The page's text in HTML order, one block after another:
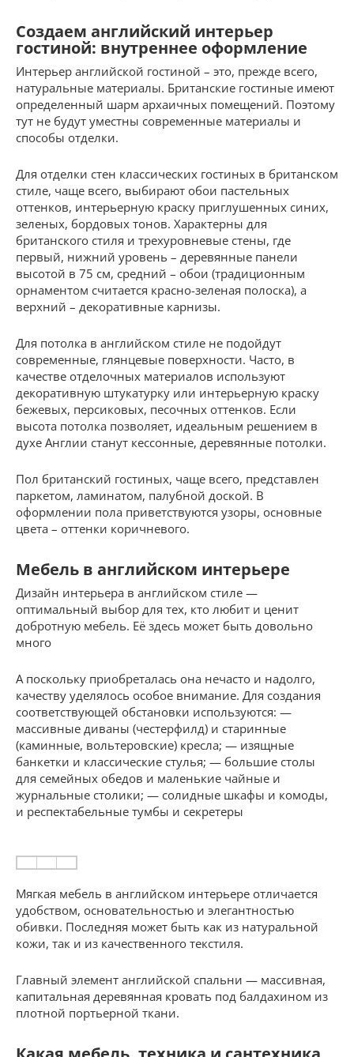
Создаем английский интерьер
гостиной: внутреннее оформление
Интерьер английской гостиной – это, прежде всего,
натуральные материалы. Британские гостиные имеют
определенный шарм архаичных помещений. Поэтому
тут не будут уместны современные материалы и
способы отделки.
Для отделки стен классических гостиных в британском
стиле, чаще всего, выбирают обои пастельных
оттенков, интерьерную краску приглушенных синих,
зеленых, бордовых тонов. Характерны для
британского стиля и трехуровневые стены, где
первый, нижний уровень – деревянные панели
высотой в 75 см, средний – обои (традиционным
орнаментом считается красно-зеленая полоска), а
верхний – декоративные карнизы.
Для потолка в английском стиле не подойдут
современные, глянцевые поверхности. Часто, в
качестве отделочных материалов используют
декоративную штукатурку или интерьерную краску
бежевых, персиковых, песочных оттенков. Если
высота потолка позволяет, идеальным решением в
духе Англии станут кессонные, деревянные потолки.
Пол британский гостиных, чаще всего, представлен
паркетом, ламинатом, палубной доской. В
оформлении пола приветствуются узоры, основные
цвета – оттенки коричневого.
Мебель в английском интерьере
Дизайн интерьера в английском стиле —
оптимальный выбор для тех, кто любит и ценит
добротную мебель. Её здесь может быть довольно
много
А поскольку приобреталась она нечасто и надолго,
качеству уделялось особое внимание. Для создания
соответствующей обстановки используются: —
массивные диваны (честерфилд) и старинные
(каминные, вольтеровские) кресла; — изящные
банкетки и классические стулья; — большие столы
для семейных обедов и маленькие чайные и
журнальные столики; — солидные шкафы и комоды,
и респектабельные тумбы и секретеры
Мягкая мебель в английском интерьере отличается
удобством, основательностью и элегантностью
обивки. Последняя может быть как из натуральной
кожи, так и из качественного текстиля.
Главный элемент английской спальни — массивная,
капитальная деревянная кровать под балдахином из
плотной портьерной ткани.